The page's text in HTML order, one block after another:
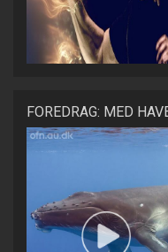
FOREDRAG: MED